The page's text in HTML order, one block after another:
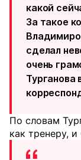
какой
За такое
сделал
очень
Турганова
По словам
как тренеру,